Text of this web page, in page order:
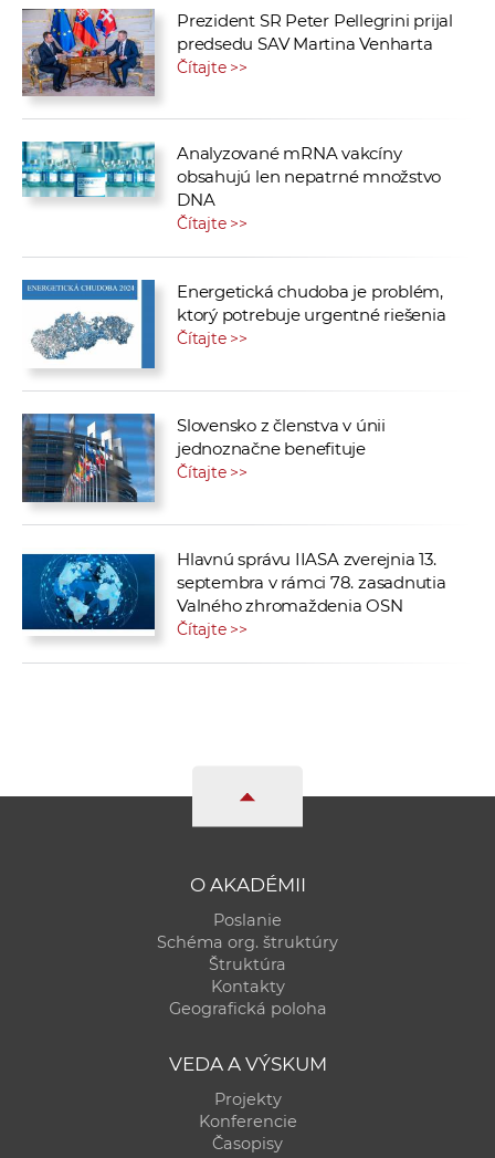
Prezident SR Peter Pellegrini prijal
predsedu SAV Martina Venharta
Čítajte >>
Analyzované mRNA vakcíny
obsahujú len nepatrné množstvo
DNA
Čítajte >>
Energetická chudoba je problém,
ktorý potrebuje urgentné riešenia
Čítajte >>
Slovensko z členstva v únii
jednoznačne benefituje
Čítajte >>
Hlavnú správu IIASA zverejnia 13.
septembra v rámci 78. zasadnutia
Valného zhromaždenia OSN
Čítajte >>
O AKADÉMII
Poslanie
Schéma org. štruktúry
Štruktúra
Kontakty
Geografická poloha
VEDA A VÝSKUM
Projekty
Konferencie
Časopisy